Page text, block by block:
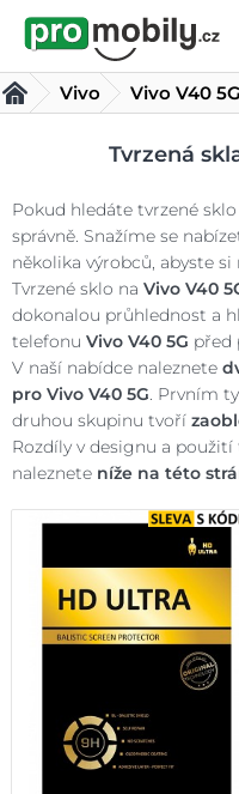
Vivo
Vivo V40 5G
Tvrzená
Pokud hledáte tvrzené
správně. Snažíme se
několika výrobců, abyste
Tvrzené sklo na Vivo V40
dokonalou průhlednost a
telefonu Vivo V40 5G před
V naší nabídce naleznete
pro Vivo V40 5G. Prvním
druhou skupinu tvoří
Rozdíly v designu a
naleznete níže na této